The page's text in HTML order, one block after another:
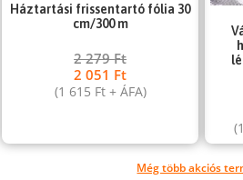
Háztartási frissentartó fólia 30
cm/300 m
2 279Ft
2 051 Ft
(1 615 Ft+ ÁFA)
(
Még több akciós